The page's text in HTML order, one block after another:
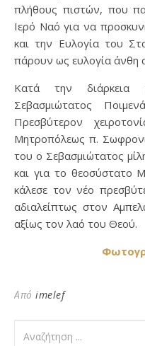
πλήθους πιστών, που
Ιερό Ναό για να
και την Ευλογία του
πάρουν ως ευλογία άνθη
Κατά την διάρκεια
Σεβασμιώτατος
Πρεσβύτερον
Μητροπόλεως π.
του ο Σεβασμιώτατος
και για το θεοσύστατο
κάλεσε τον νέο
αδιαλείπτως στον
αξίως τον λαό του Θεού.
Από imelef